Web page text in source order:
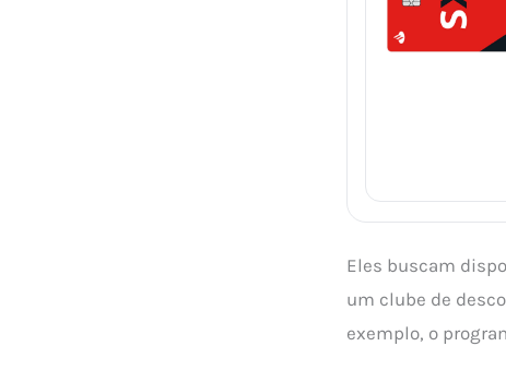
Eles buscam
um clube de
exemplo, o